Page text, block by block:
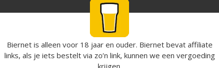
Biernet is alleen voor 18 jaar en ouder. Biernet bevat affiliate
links, als je iets bestelt via zo’n link, kunnen we een vergoeding
krijgen.